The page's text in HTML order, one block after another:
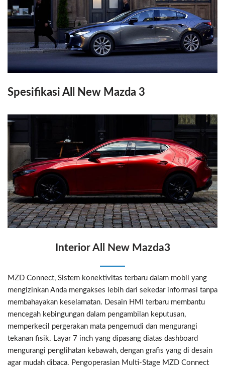
Spesifikasi All New Mazda 3
Interior All New Mazda3
MZD Connect, Sistem konektivitas terbaru dalam mobil yang
mengizinkan Anda mengakses lebih dari sekedar informasi tanpa
membahayakan keselamatan. Desain HMI terbaru membantu
mencegah kebingungan dalam pengambilan keputusan,
memperkecil pergerakan mata pengemudi dan mengurangi
tekanan fisik. Layar 7 inch yang dipasang diatas dashboard
mengurangi penglihatan kebawah, dengan grafis yang di desain
agar mudah dibaca. Pengoperasian Multi-Stage MZD Connect